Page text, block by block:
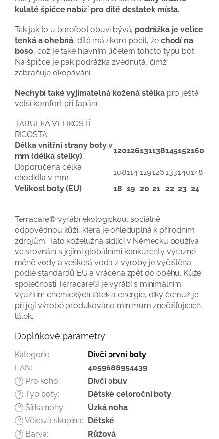
kulaté špičce nabízí pro dítě dostatek místa.
Tak jak to u barefoot obuvi bývá, podrážka je velice
tenká a ohebná, dítě má skoro pocit, že chodí na
boso, což je také hlavním účelem tohoto typu bot.
Na špičce je pak podrážka zvednutá, čímž
zabraňuje okopávání.
Nechybí také vyjímatelná kožená stélka pro ještě
větší komfort při ťapání.
TABULKA VELIKOSTÍ
RICOSTA
Délka vnitřní strany boty v
mm (délka stélky)
120126131138145152160
Doporučená délka
chodidla v mm
108114 119126133140148
Velikost boty (EU)
18 19 20 21 22 23 24
Terracare® vyrábí ekologickou, sociálně
odpovědnou kůži, která je ohleduplná k přírodním
zdrojům. Tato koželužna sídlící v Německu používá
ve srovnání s jejími globálními konkurenty výrazně
méně vody a veškerá voda z výroby je vyčištěna
podle standardů EU a vrácena zpět do oběhu. Kůže
společnosti Terracare® je vyrábí s minimálním
využitím chemických látek a energie, díky čemuž je
při její výrobě produkováno minimum znečišťujících
látek.
Doplňkové parametry
Kategorie:
Dívčí první boty
EAN: 4059688954439
? Pro koho: Dívčí obuv
? Typ boty: Dětské celoroční boty
? Šířka nohy: Úzká noha
? Věková skupina: Dětské
? Barva: Růžová